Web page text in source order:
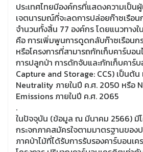
ประเทศไทยมีองค์กรที่แสดงความเป็นผู้
เจตนารมณ์ที่จะลดการปล่อยก๊าซเรือน
จำนวนทั้งสิ้น 77 องค์กร โดยแนวทางใ
คือ การเพิ่มพูนการดูดกลับก๊าซเรือนก
หรือโครงการที่สามารถกักเก็บคาร์บอน
การปลูกป่า การดักจับและกักเก็บคาร์
Capture and Storage: CCS) เป็นต้
Neutrality ภายในปี ค.ศ. 2050 หรือ
Emissions ภายในปี ค.ศ. 2065
.
ในปัจจุบัน (ข้อมูล ณ มีนาคม 2566) มี
กระจกภาคสมัครใจตามมาตรฐานของ
ภาคป่าไม้ที่ได้รับการรับรองคาร์บอนเ